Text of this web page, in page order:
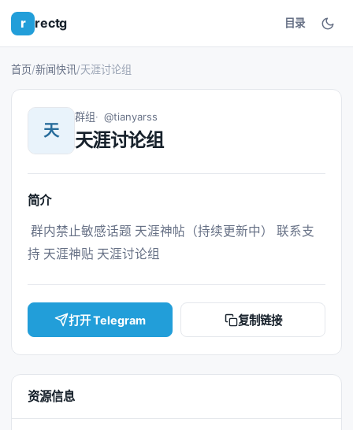
r rectg 目录
首页/新闻快讯/天涯讨论组
天
群组 @tianyarss
天涯讨论组
简介
持 天涯神贴 天涯讨论组
打开 Telegram 复制链接
资源信息